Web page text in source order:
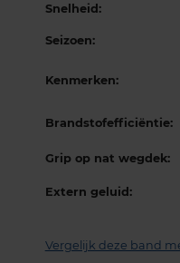
Snelheid:
Seizoen:
Kenmerken:
Brandstofefficiëntie:
Grip op nat wegdek:
Extern geluid:
Vergelijk deze band